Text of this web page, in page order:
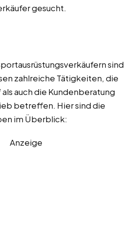
gesucht.
sind
zahlreiche Tätigkeiten, die
auch die Kundenberatung
betreffen. Hier sind die
im Überblick:
Anzeige